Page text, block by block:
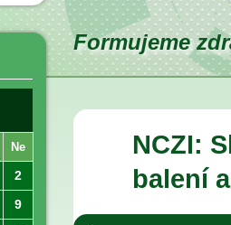
Formujeme
Ne
2
9
NCZI:
balení